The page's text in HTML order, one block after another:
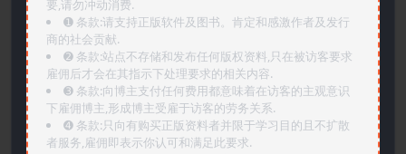
要,请勿冲动消费.
➊️ 条款:请支持正版软件及图书。肯定和感激作者及发行
商的社会贡献.
➋️ 条款:站点不存储和发布任何版权资料,只在被访客要求
雇佣后才会在其指示下处理要求的相关内容.
➌️ 条款:向博主支付任何费用都意味着在访客的主观意识
下雇佣博主,形成博主受雇于访客的劳务关系.
➍️ 条款:只向有购买正版资料者并限于学习目的且不扩散
者服务,雇佣即表示你认可和满足此要求.